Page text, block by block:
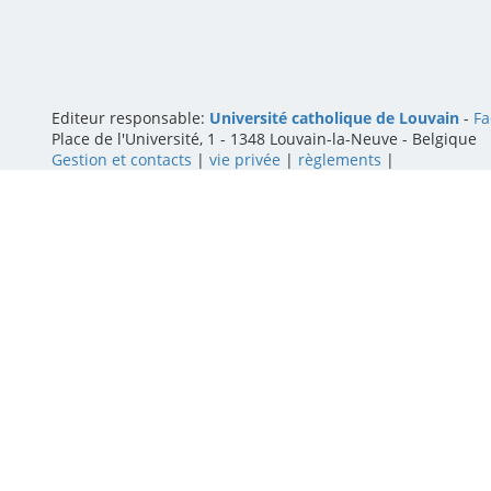
Editeur responsable: Université catholique de Louvain -
Place de l'Université, 1 - 1348 Louvain-la-Neuve - Belgique
Gestion et contacts | vie privée | règlements |